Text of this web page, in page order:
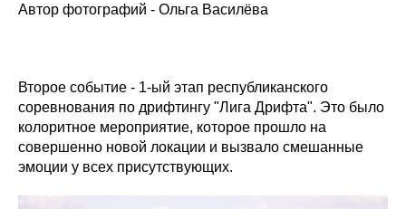
Автор фотографий - Ольга Василёва
Второе событие - 1-ый этап республиканского
соревнования по дрифтингу "Лига Дрифта". Это было
колоритное мероприятие, которое прошло на
совершенно новой локации и вызвало смешанные
эмоции у всех присутствующих.